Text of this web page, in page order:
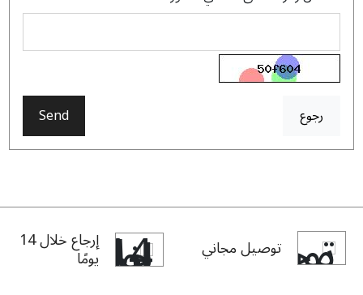
رجوع Send
توصيل مجاني إرجاع خلال 14
يومًا